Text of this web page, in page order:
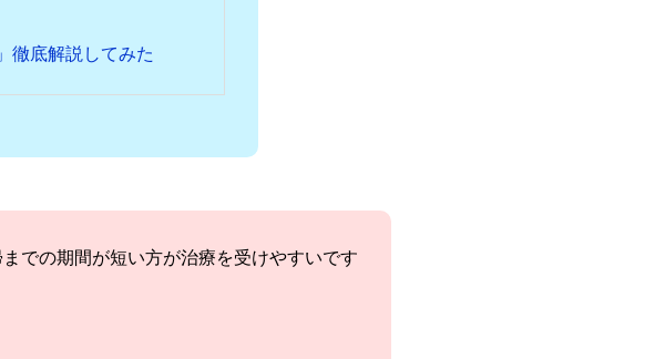
徹底解説してみた
での期間が短い方が治療を受けやすいです